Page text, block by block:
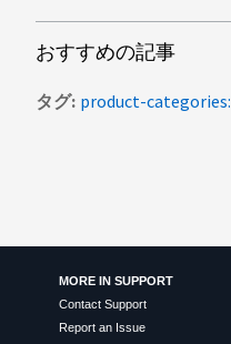
おすすめの記事
タグ
MORE IN SUPPORT
Contact Support
Report an Issue